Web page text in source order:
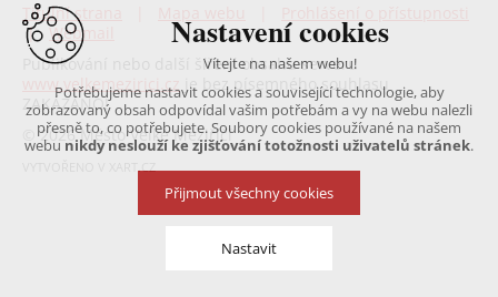
Titulní strana
|Webmail
Publikování nebo další šíření obsahu serveru
www.velkemezirici.cz
je bez písemného souhlasu
ZAKÁZÁNO!
© 2026 Město Velké Meziříčí
Nastavení cookies
Vítejte na našem webu!
Potřebujeme nastavit cookies a související technologie, aby
zobrazovaný obsah odpovídal vašim potřebám a vy na webu nalezli
přesně to, co potřebujete. Soubory cookies používané na našem
webu nikdy neslouží ke zjišťování totožnosti uživatelů stránek.
Přijmout všechny cookies
Nastavit